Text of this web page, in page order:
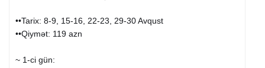
••Tarix: 8-9, 15-16, 22-23, 29-30 Avqust
••Qiymət: 119 azn
~ 1-ci gün: